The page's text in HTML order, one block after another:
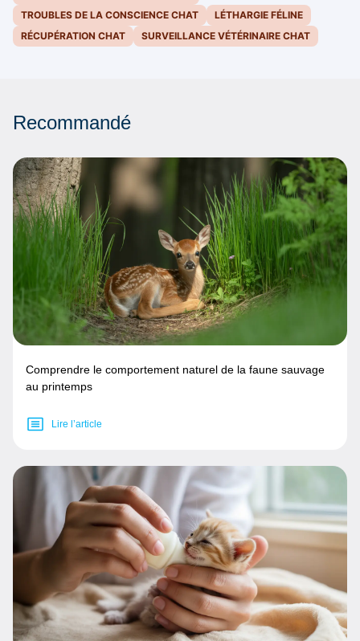
TROUBLES DE LA CONSCIENCE CHAT
LÉTHARGIE FÉLINE
RÉCUPÉRATION CHAT
SURVEILLANCE VÉTÉRINAIRE CHAT
Recommandé
Comprendre le comportement naturel de la faune sauvage
au printemps
Lire l’article